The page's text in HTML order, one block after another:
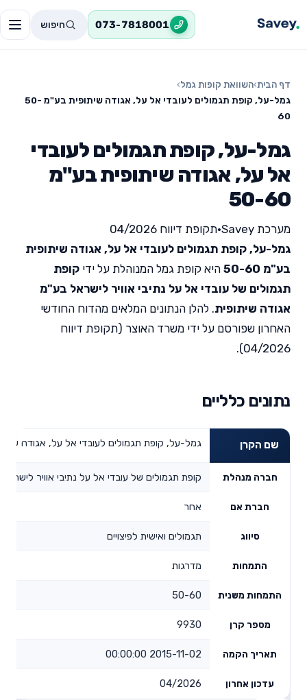
073-7818001 חיפוש
דף הבית›השוואת קופות גמל›
גמל-על, קופת תגמולים לעובדי אל על, אגודה שיתופית בע"מ 50-
60
גמל-על, קופת תגמולים לעובדי
אל על, אגודה שיתופית בע"מ
50-60
מערכת Savey •תקופת דיווח 04/2026
גמל-על, קופת תגמולים לעובדי אל על, אגודה שיתופית
בע"מ 50-60
היא קופת גמל המנוהלת על ידי קופת
תגמולים של עובדי אל על נתיבי אוויר לישראל בע"מ
אגודה שיתופית. להלן הנתונים המלאים מהדוח החודשי
האחרון שפורסם על ידי משרד האוצר (תקופת דיווח
04/2026).
נתונים כלליים
שם הקרן גמל-על, קופת תגמולים לעובדי אל על, אגודה שיתופית
חברה מנהלת קופת תגמולים של עובדי אל על נתיבי אוויר
חברת אם אחר
סיווג תגמולים ואישית לפיצויים
התמחות מדרגות
התמחות משנית 50-60
מספר קרן 9930
תאריך הקמה 2015-11-02 00:00:00
עדכון אחרון 04/2026